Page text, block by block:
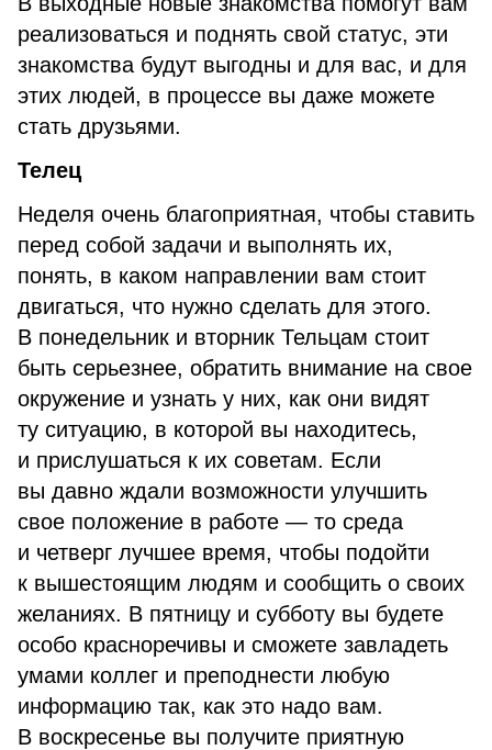
реализоваться и поднять свой статус, эти
знакомства будут выгодны и для вас, и для
этих людей, в процессе вы даже можете
стать друзьями.
Телец
Неделя очень благоприятная, чтобы ставить
перед собой задачи и выполнять их,
понять, в каком направлении вам стоит
двигаться, что нужно сделать для этого.
В понедельник и вторник Тельцам стоит
быть серьезнее, обратить внимание на свое
окружение и узнать у них, как они видят
ту ситуацию, в которой вы находитесь,
и прислушаться к их советам. Если
вы давно ждали возможности улучшить
свое положение в работе — то среда
и четверг лучшее время, чтобы подойти
к вышестоящим людям и сообщить о своих
желаниях. В пятницу и субботу вы будете
особо красноречивы и сможете завладеть
умами коллег и преподнести любую
информацию так, как это надо вам.
В воскресенье вы получите приятную